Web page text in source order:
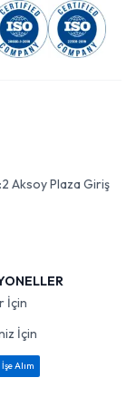
Aksoy Plaza Giriş
İçin
İçin
İşe Alım